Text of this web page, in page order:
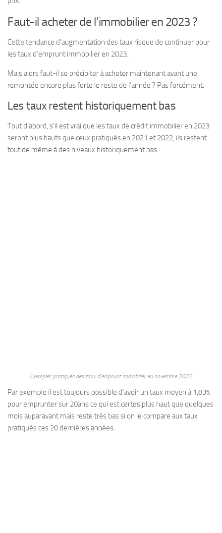
Faut-il acheter de l’immobilier en 2023 ?
Cette tendance d’augmentation des taux risque de continuer pour
les taux d’emprunt immobilier en 2023.
Mais alors faut-il se précipiter à acheter maintenant avant une
remontée encore plus forte le reste de l’année ? Pas forcément.
Les taux restent historiquement bas
Tout d’abord, s’il est vrai que les taux de crédit immobilier en 2023
seront plus hauts que ceux pratiqués en 2021 et 2022, ils restent
tout de même à des niveaux historiquement bas.
Exemples pratiqués des taux d’emprunt immobilier en novembre 2022
Par exemple il est toujours possible d’avoir un taux moyen à 1,83%
pour emprunter sur 20ans ce qui est certes plus haut que quelques
mois auparavant mais reste très bas si on le compare aux taux
pratiqués ces 20 dernières années.